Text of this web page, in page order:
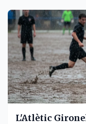
L'Atlètic